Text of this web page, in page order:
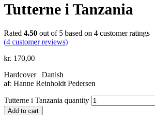
Tutterne i Tanzania
Rated 4.50 out of 5 based on 4 customer ratings
(4 customer reviews)
kr. 170,00
Hardcover | Danish
af: Hanne Reinholdt Pedersen
Tutterne i Tanzania quantity
Add to cart